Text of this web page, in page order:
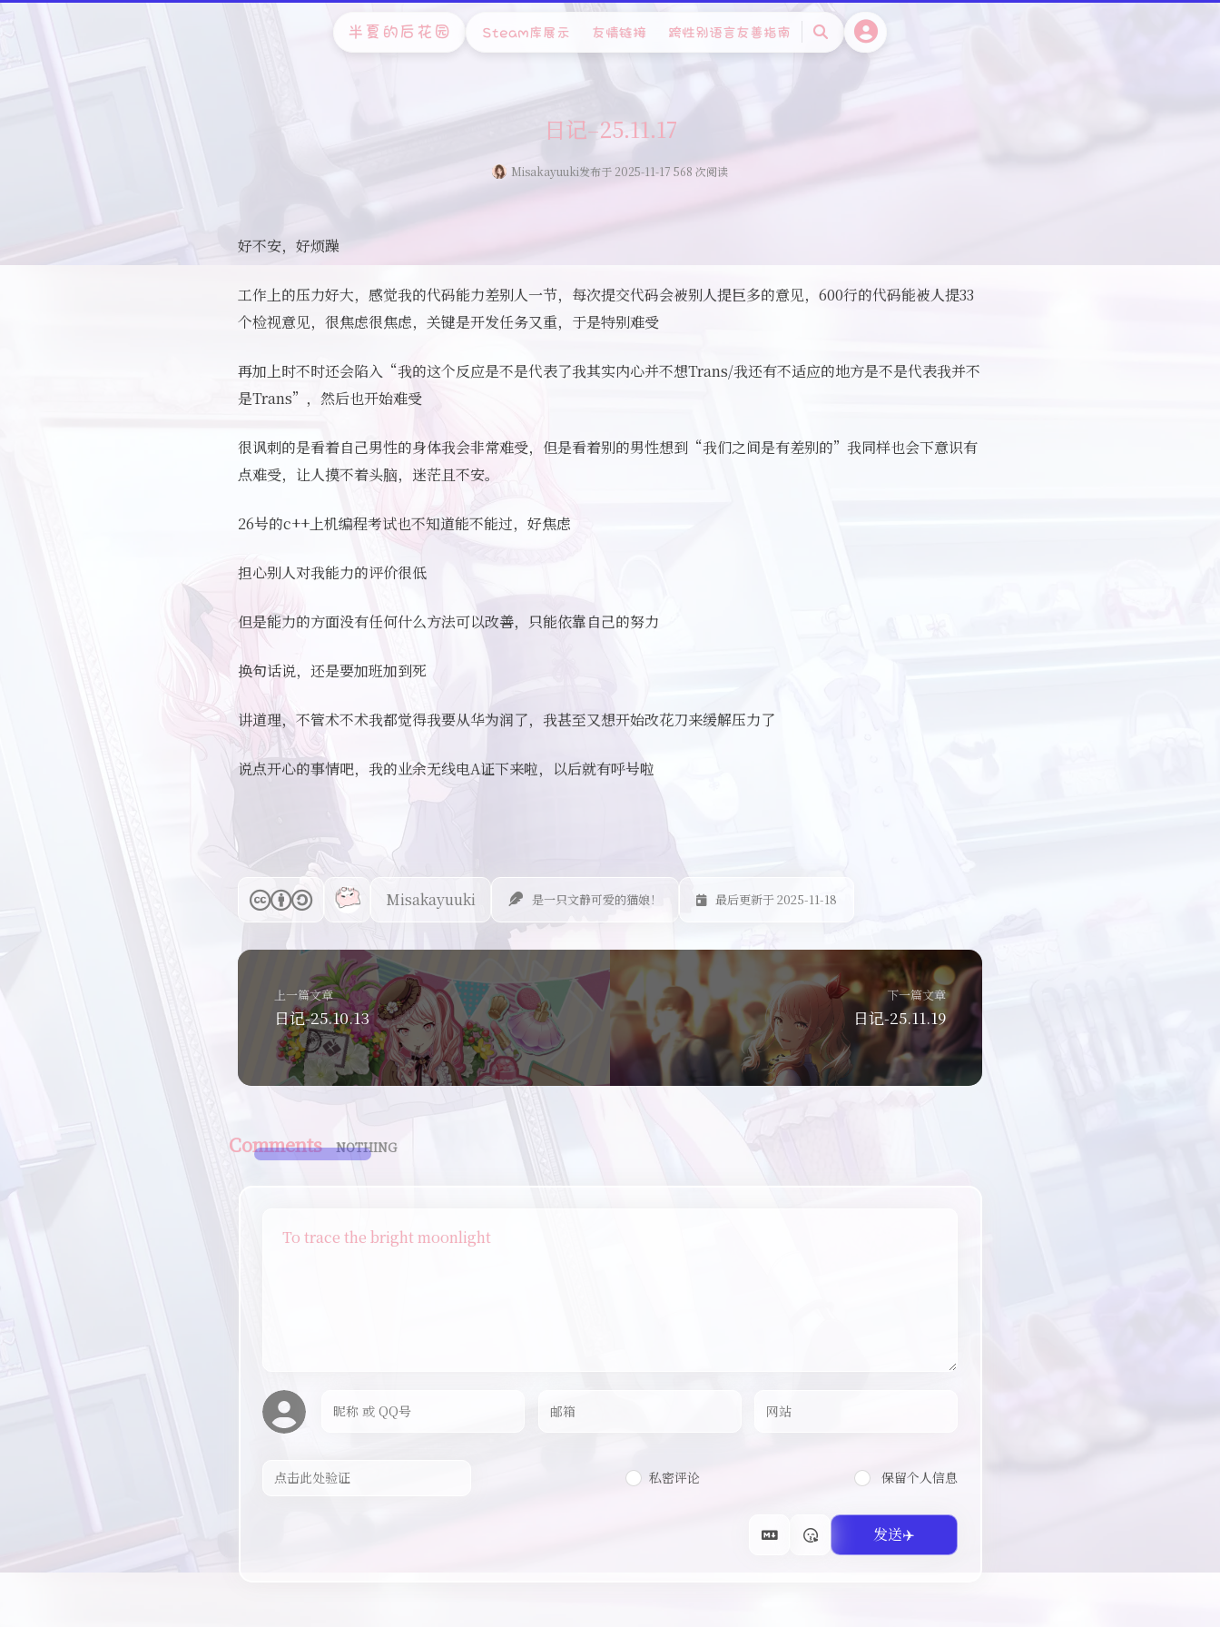
半夏的后花园 Steam库展示 友情链接 跨性别语言友善指南
搜
日记–25.11.17
Misakayuuki发布于 2025-11-17 568 次阅读
好不安，好烦躁
工作上的压力好大，感觉我的代码能力差别人一节，每次提交代码会被别人提巨多的意见，600行的代码能被人提33
个检视意见，很焦虑很焦虑，关键是开发任务又重，于是特别难受
再加上时不时还会陷入“我的这个反应是不是代表了我其实内心并不想Trans/我还有不适应的地方是不是代表我并不
是Trans”，然后也开始难受
很讽刺的是看着自己男性的身体我会非常难受，但是看着别的男性想到“我们之间是有差别的”我同样也会下意识有
点难受，让人摸不着头脑，迷茫且不安。
26号的c++上机编程考试也不知道能不能过，好焦虑
担心别人对我能力的评价很低
但是能力的方面没有任何什么方法可以改善，只能依靠自己的努力
换句话说，还是要加班加到死
讲道理，不管术不术我都觉得我要从华为润了，我甚至又想开始改花刀来缓解压力了
说点开心的事情吧，我的业余无线电A证下来啦，以后就有呼号啦
Misakayuuki 是一只文静可爱的猫娘！ 最后更新于 2025-11-18
上一篇文章
日记-25.10.13
下一篇文章
日记-25.11.19
Comments NOTHING
To trace the bright moonlight
私密评论 保留个人信息